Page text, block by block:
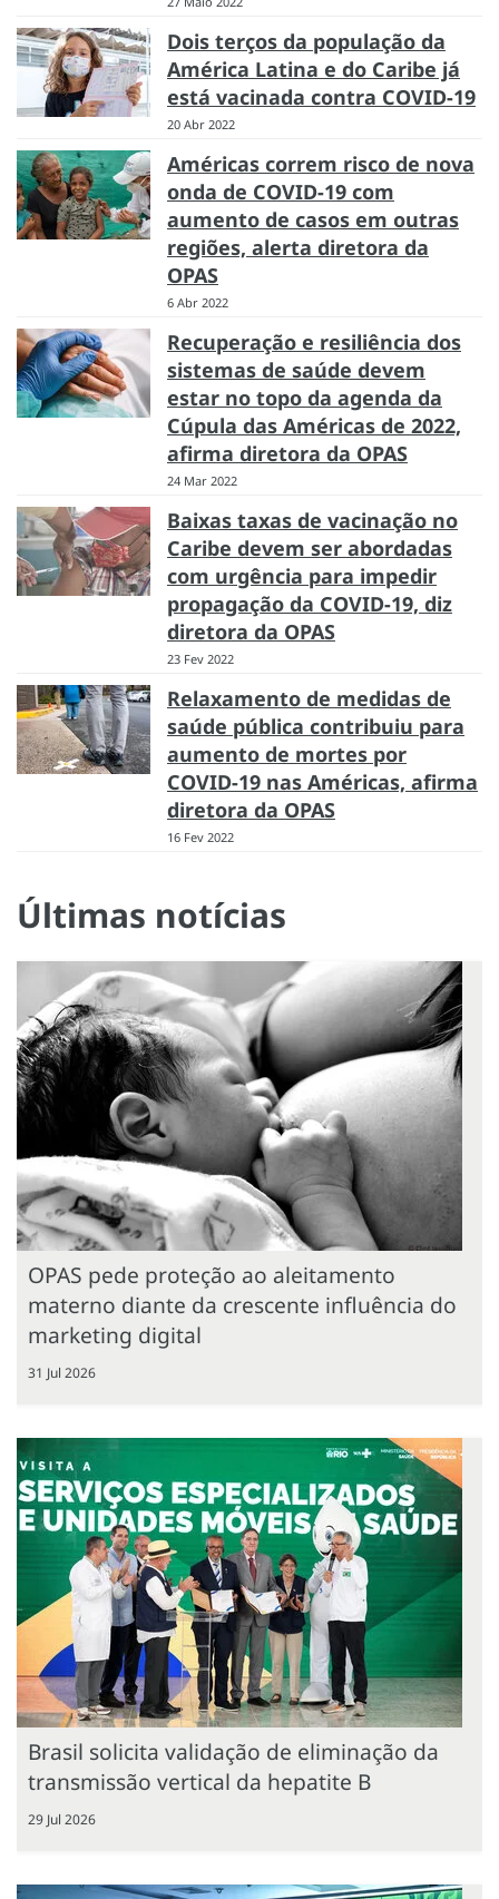
Dois terços da população da
América Latina e do Caribe já
está vacinada contra COVID-19
20 Abr 2022
Américas correm risco de nova
onda de COVID-19 com
aumento de casos em outras
regiões, alerta diretora da
OPAS
6 Abr 2022
Recuperação e resiliência dos
sistemas de saúde devem
estar no topo da agenda da
Cúpula das Américas de 2022,
afirma diretora da OPAS
24 Mar 2022
Baixas taxas de vacinação no
Caribe devem ser abordadas
com urgência para impedir
propagação da COVID-19, diz
diretora da OPAS
23 Fev 2022
Relaxamento de medidas de
saúde pública contribuiu para
aumento de mortes por
COVID-19 nas Américas, afirma
diretora da OPAS
16 Fev 2022
Últimas notícias
OPAS pede proteção ao aleitamento
materno diante da crescente influência do
marketing digital
31 Jul 2026
Brasil solicita validação de eliminação da
transmissão vertical da hepatite B
29 Jul 2026